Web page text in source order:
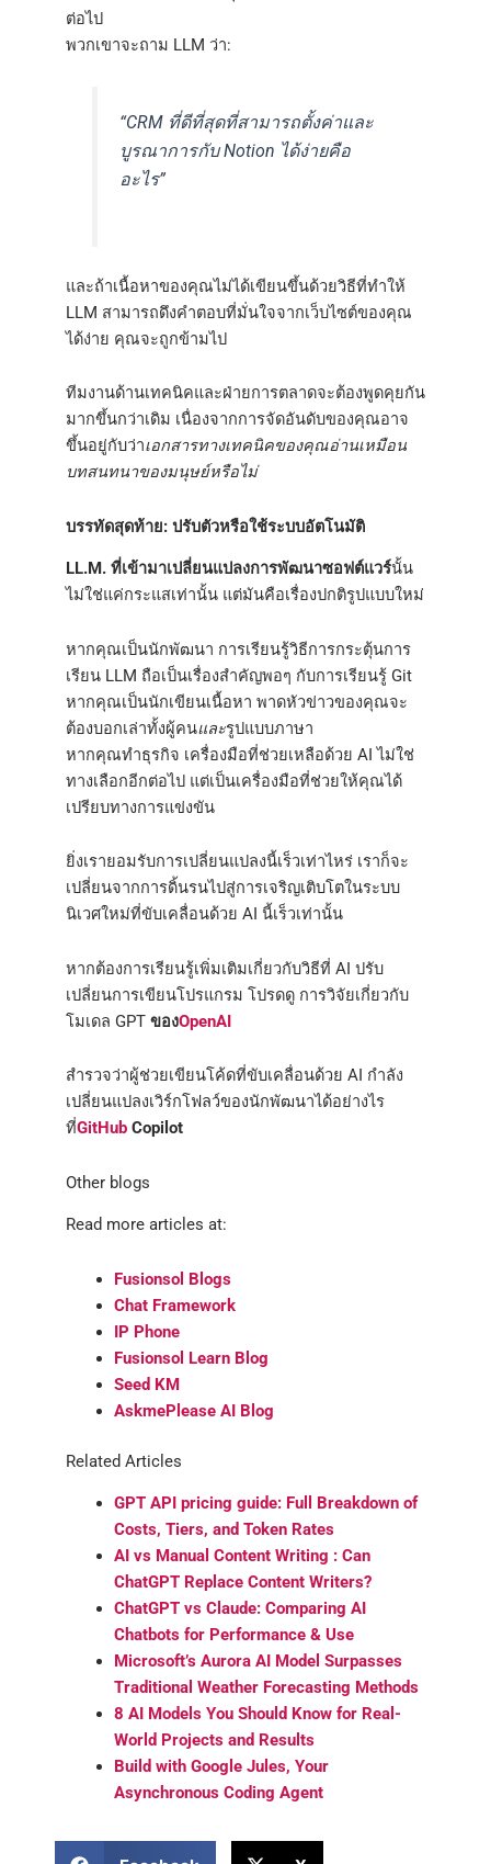
ต่อไป
พวกเขาจะถาม LLM ว่า:
“CRM ที่ดีที่สุดที่สามารถตั้งค่าและ
บูรณาการกับ Notion ได้ง่ายคือ
อะไร”
และถ้าเนื้อหาของคุณไม่ได้เขียนขึ้นด้วยวิธีที่ทำให้
LLM สามารถดึงคำตอบที่มั่นใจจากเว็บไซต์ของคุณ
ได้ง่าย คุณจะถูกข้ามไป
ทีมงานด้านเทคนิคและฝ่ายการตลาดจะต้องพูดคุยกัน
มากขึ้นกว่าเดิม เนื่องจากการจัดอันดับของคุณอาจ
ขึ้นอยู่กับว่าเอกสารทางเทคนิคของคุณอ่านเหมือน
บทสนทนาของมนุษย์หรือไม่
บรรทัดสุดท้าย: ปรับตัวหรือใช้ระบบอัตโนมัติ
LL.M. ที่เข้ามาเปลี่ยนแปลงการพัฒนาซอฟต์แวร์นั้น
ไม่ใช่แค่กระแสเท่านั้น แต่มันคือเรื่องปกติรูปแบบใหม่
หากคุณเป็นนักพัฒนา การเรียนรู้วิธีการกระตุ้นการ
เรียน LLM ถือเป็นเรื่องสำคัญพอๆ กับการเรียนรู้ Git
หากคุณเป็นนักเขียนเนื้อหา พาดหัวข่าวของคุณจะ
ต้องบอกเล่าทั้งผู้คนและรูปแบบภาษา
หากคุณทำธุรกิจ เครื่องมือที่ช่วยเหลือด้วย AI ไม่ใช่
ทางเลือกอีกต่อไป แต่เป็นเครื่องมือที่ช่วยให้คุณได้
เปรียบทางการแข่งขัน
ยิ่งเรายอมรับการเปลี่ยนแปลงนี้เร็วเท่าไหร่ เราก็จะ
เปลี่ยนจากการดิ้นรนไปสู่การเจริญเติบโตในระบบ
นิเวศใหม่ที่ขับเคลื่อนด้วย AI นี้เร็วเท่านั้น
หากต้องการเรียนรู้เพิ่มเติมเกี่ยวกับวิธีที่ AI ปรับ
เปลี่ยนการเขียนโปรแกรม โปรดดู การวิจัยเกี่ยวกับ
โมเดล GPT ของOpenAI
สำรวจว่าผู้ช่วยเขียนโค้ดที่ขับเคลื่อนด้วย AI กำลัง
เปลี่ยนแปลงเวิร์กโฟลว์ของนักพัฒนาได้อย่างไร
ที่GitHub Copilot
Other blogs
Read more articles at:
Fusionsol Blogs
Chat Framework
IP Phone
Fusionsol Learn Blog
Seed KM
AskmePlease AI Blog
Related Articles
GPT API pricing guide: Full Breakdown of
Costs, Tiers, and Token Rates
AI vs Manual Content Writing : Can
ChatGPT Replace Content Writers?
ChatGPT vs Claude: Comparing AI
Chatbots for Performance & Use
Microsoft’s Aurora AI Model Surpasses
Traditional Weather Forecasting Methods
8 AI Models You Should Know for Real-
World Projects and Results
Build with Google Jules, Your
Asynchronous Coding Agent